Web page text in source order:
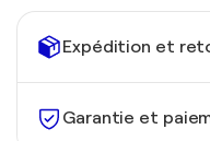
Expédition et
Garantie et